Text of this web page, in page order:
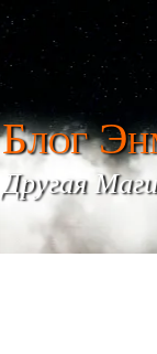
Блог
Другая